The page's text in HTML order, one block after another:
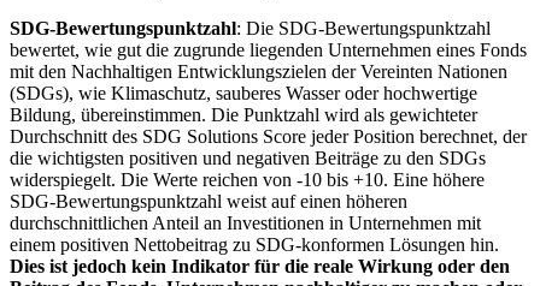
SDG-Bewertungspunktzahl: Die SDG-Bewertungspunktzahl
bewertet, wie gut die zugrunde liegenden Unternehmen eines Fonds
mit den Nachhaltigen Entwicklungszielen der Vereinten Nationen
(SDGs), wie Klimaschutz, sauberes Wasser oder hochwertige
Bildung, übereinstimmen. Die Punktzahl wird als gewichteter
Durchschnitt des SDG Solutions Score jeder Position berechnet, der
die wichtigsten positiven und negativen Beiträge zu den SDGs
widerspiegelt. Die Werte reichen von -10 bis +10. Eine höhere
SDG-Bewertungspunktzahl weist auf einen höheren
durchschnittlichen Anteil an Investitionen in Unternehmen mit
einem positiven Nettobeitrag zu SDG-konformen Lösungen hin.
Dies ist jedoch kein Indikator für die reale Wirkung oder den